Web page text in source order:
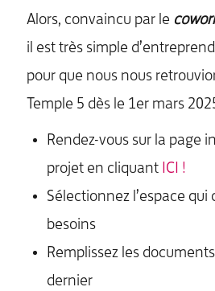
Alors, convaincu par le
il est très simple
pour que nous nous
Temple 5 dès le 1er mars
Rendez-vous sur la page
projet en cliquant ICI !
Sélectionnez l’espace qui
besoins
Remplissez les
dernier